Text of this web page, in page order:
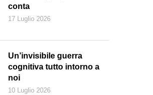
conta
17 Luglio 2026
Un’invisibile guerra
cognitiva tutto intorno a
noi
10 Luglio 2026